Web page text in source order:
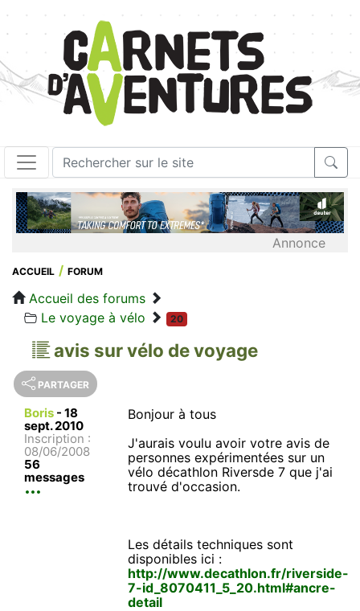
Annonce
ACCUEIL FORUM
Accueil des forums
Le voyage à vélo
20
avis sur vélo de voyage
PARTAGER
Boris - 18
sept. 2010
Inscription :
08/06/2008
56
messages
Bonjour à tous
J'aurais voulu avoir votre avis de
personnes expérimentées sur un
vélo décathlon Riversde 7 que j'ai
trouvé d'occasion.
Les détails techniques sont
disponibles ici :
http://www.decathlon.fr/riverside-
7-id_8070411_5_20.html#ancre-
detail